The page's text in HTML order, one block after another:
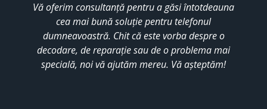
Vă oferim consultanță pentru a găsi întotdeauna
cea mai bună soluție pentru telefonul
dumneavoastră. Chit că este vorba despre o
decodare, de reparație sau de o problema mai
specială, noi vă ajutăm mereu. Vă așteptăm!